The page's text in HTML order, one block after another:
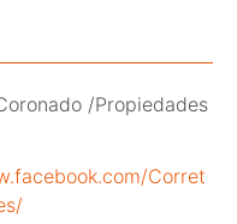
/Propiedades
Corret